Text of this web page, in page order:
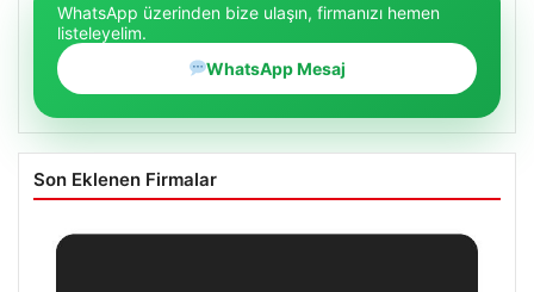
WhatsApp üzerinden bize ulaşın, firmanızı hemen
listeleyelim.
WhatsApp Mesaj
Son Eklenen Firmalar